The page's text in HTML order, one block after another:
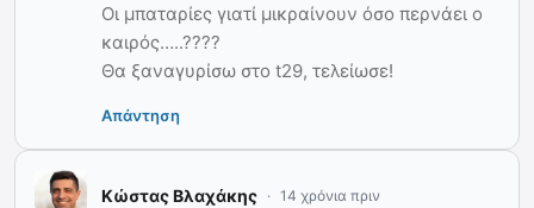
Οι μπαταρίες γιατί μικραίνουν όσο περνάει ο
καιρός…..????
Θα ξαναγυρίσω στο t29, τελείωσε!
Απάντηση
Κώστας Βλαχάκης 14 χρόνια πριν